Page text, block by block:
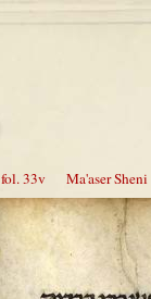
fol. 33v Ma'aser Sheni